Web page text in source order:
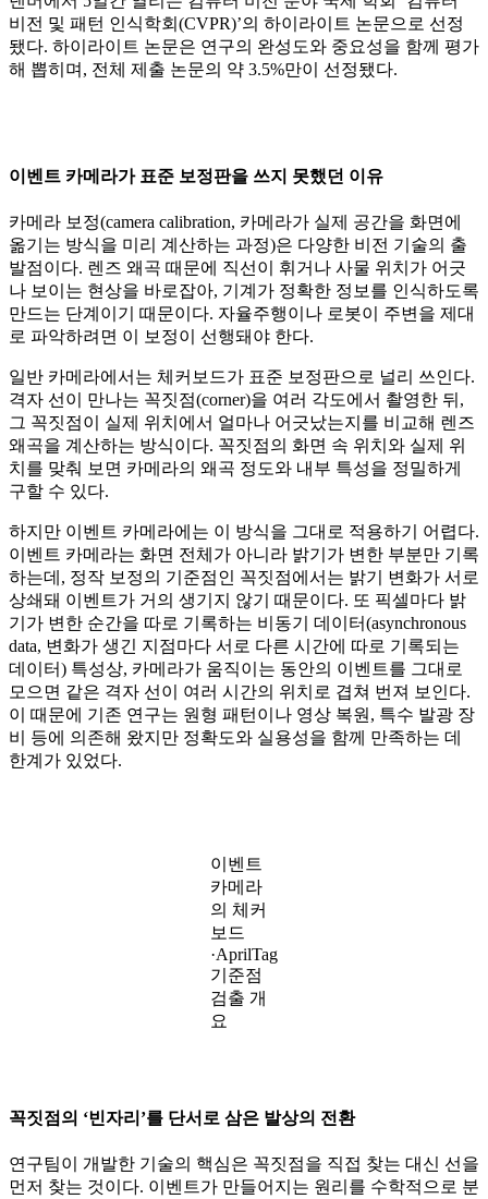
비전 및 패턴 인식학회(CVPR)’의 하이라이트 논문으로 선정
됐다. 하이라이트 논문은 연구의 완성도와 중요성을 함께 평가
해 뽑히며, 전체 제출 논문의 약 3.5%만이 선정됐다.
이벤트 카메라가 표준 보정판을 쓰지 못했던 이유
카메라 보정(camera calibration, 카메라가 실제 공간을 화면에
옮기는 방식을 미리 계산하는 과정)은 다양한 비전 기술의 출
발점이다. 렌즈 왜곡 때문에 직선이 휘거나 사물 위치가 어긋
나 보이는 현상을 바로잡아, 기계가 정확한 정보를 인식하도록
만드는 단계이기 때문이다. 자율주행이나 로봇이 주변을 제대
로 파악하려면 이 보정이 선행돼야 한다.
일반 카메라에서는 체커보드가 표준 보정판으로 널리 쓰인다.
격자 선이 만나는 꼭짓점(corner)을 여러 각도에서 촬영한 뒤,
그 꼭짓점이 실제 위치에서 얼마나 어긋났는지를 비교해 렌즈
왜곡을 계산하는 방식이다. 꼭짓점의 화면 속 위치와 실제 위
치를 맞춰 보면 카메라의 왜곡 정도와 내부 특성을 정밀하게
구할 수 있다.
하지만 이벤트 카메라에는 이 방식을 그대로 적용하기 어렵다.
이벤트 카메라는 화면 전체가 아니라 밝기가 변한 부분만 기록
하는데, 정작 보정의 기준점인 꼭짓점에서는 밝기 변화가 서로
상쇄돼 이벤트가 거의 생기지 않기 때문이다. 또 픽셀마다 밝
기가 변한 순간을 따로 기록하는 비동기 데이터(asynchronous
data, 변화가 생긴 지점마다 서로 다른 시간에 따로 기록되는
데이터) 특성상, 카메라가 움직이는 동안의 이벤트를 그대로
모으면 같은 격자 선이 여러 시간의 위치로 겹쳐 번져 보인다.
이 때문에 기존 연구는 원형 패턴이나 영상 복원, 특수 발광 장
비 등에 의존해 왔지만 정확도와 실용성을 함께 만족하는 데
한계가 있었다.
이벤트
카메라
의 체커
보드
·AprilTag
기준점
검출 개
요
꼭짓점의 ‘빈자리’를 단서로 삼은 발상의 전환
연구팀이 개발한 기술의 핵심은 꼭짓점을 직접 찾는 대신 선을
먼저 찾는 것이다. 이벤트가 만들어지는 원리를 수학적으로 분